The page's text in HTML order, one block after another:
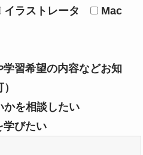
イラストレータ
Mac
習希望の内容などお知
かを相談したい
学びたい